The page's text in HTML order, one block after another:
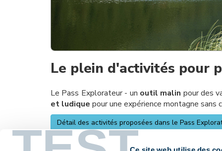
Le plein d'activités pour
Le Pass Explorateur - un outil malin pour des
et ludique pour une expérience montagne sans
Détail des activités proposées dans le Pass
Mode d'emploi